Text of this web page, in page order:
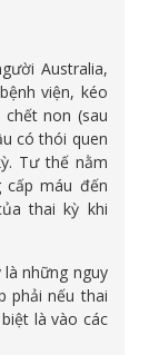
Australia,
viện, kéo
non (sau
có thói quen
Tư thế nằm
cấp máu đến
thai kỳ khi
những nguy
phải nếu thai
là vào các